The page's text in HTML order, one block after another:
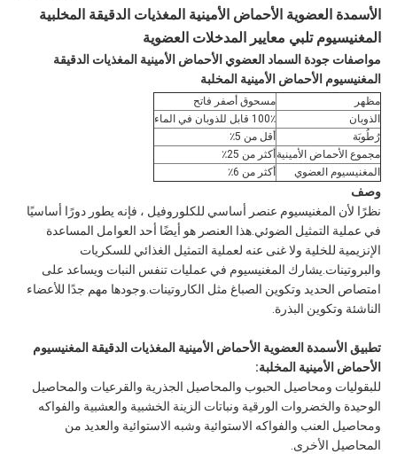
اقتباس
خريطة
الموقع
سياسة
الخصوصية
الأسمدة العضوية الأحماض الأمينية المغذيات الدقيقة المخلبية
المغنيسيوم تلبي معايير المدخلات العضوية
مواصفات جودة السماد العضوي الأحماض الأمينية المغذيات الدقيقة
المغنيسيوم الأحماض الأمينية المخلبة
مظهر
مسحوق أصفر فاتح
الذوبان
100٪ قابل للذوبان في الماء
رُطُوبَة
أقل من 5٪
مجموع الأحماض الأمينية أكثر من 25٪
المغنيسيوم العضوي
أكثر من 6٪
وصف
نظرًا لأن المغنيسيوم عنصر أساسي للكلوروفيل ، فإنه يطور دورًا أساسيًا
في عملية التمثيل الضوئي.هذا العنصر هو أيضًا أحد العوامل المساعدة
الإنزيمية للخلية ولا غنى عنه لعملية التمثيل الغذائي للسكريات
والبروتينات.يشارك المغنيسيوم في عمليات تنفس النبات ويساعد على
امتصاص الحديد وتكوين الصباغ مثل الكاروتينات.وجودها مهم جدًا للأعضاء
الناشئة وتكوين البذرة.
تطبيق الأسمدة العضوية الأحماض الأمينية المغذيات الدقيقة المغنيسيوم
الأحماض الأمينية المخلبة:
للبقوليات ومحاصيل الحبوب والمحاصيل الجذرية والقرعيات والمحاصيل
الوحيدة والخضروات الورقية ونباتات الزينة الخشبية والعشبية والفواكه
ومحاصيل العنب والفواكه الاستوائية وشبه الاستوائية والعديد من
المحاصيل الأخرى.